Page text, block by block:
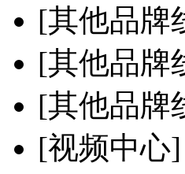
[其他品牌
[其他品牌
[其他品牌
[视频中心]